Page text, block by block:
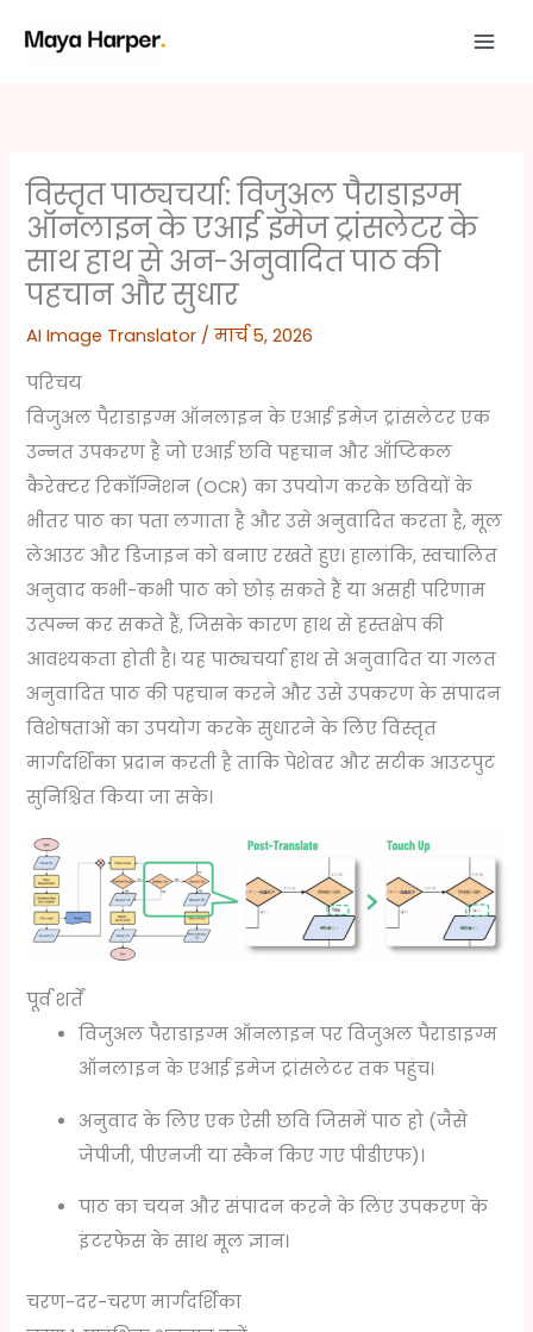
विस्तृत पाठ्यचर्या: विजुअल पैराडाइग्म
ऑनलाइन के एआई इमेज ट्रांसलेटर के
साथ हाथ से अन-अनुवादित पाठ की
पहचान और सुधार
AI Image Translator /मार्च 5, 2026
परिचय
विजुअल पैराडाइग्म ऑनलाइन के एआई इमेज ट्रांसलेटर एक
उन्नत उपकरण है जो एआई छवि पहचान और ऑप्टिकल
कैरेक्टर रिकॉग्निशन (OCR) का उपयोग करके छवियों के
भीतर पाठ का पता लगाता है और उसे अनुवादित करता है, मूल
लेआउट और डिजाइन को बनाए रखते हुए। हालांकि, स्वचालित
अनुवाद कभी-कभी पाठ को छोड़ सकते हैं या असही परिणाम
उत्पन्न कर सकते हैं, जिसके कारण हाथ से हस्तक्षेप की
आवश्यकता होती है। यह पाठ्यचर्या हाथ से अनुवादित या गलत
अनुवादित पाठ की पहचान करने और उसे उपकरण के संपादन
विशेषताओं का उपयोग करके सुधारने के लिए विस्तृत
मार्गदर्शिका प्रदान करती है ताकि पेशेवर और सटीक आउटपुट
सुनिश्चित किया जा सके।
पूर्व शर्तें
विजुअल पैराडाइग्म ऑनलाइन पर विजुअल पैराडाइग्म
ऑनलाइन के एआई इमेज ट्रांसलेटर तक पहुंच।
अनुवाद के लिए एक ऐसी छवि जिसमें पाठ हो (जैसे
जेपीजी, पीएनजी या स्कैन किए गए पीडीएफ)।
पाठ का चयन और संपादन करने के लिए उपकरण के
इंटरफेस के साथ मूल ज्ञान।
चरण-दर-चरण मार्गदर्शिका